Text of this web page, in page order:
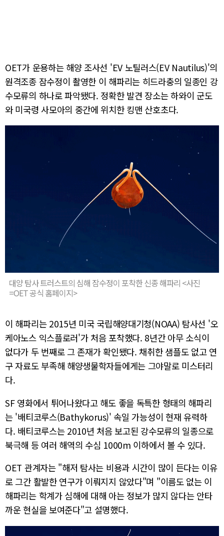
OET가 운용하는 해양 조사선 'EV 노틸러스(EV Nautilus)'의
원격조종 잠수정이 촬영한 이 해파리는 히드라충의 일종인 강
수모류의 하나로 파악됐다. 정확한 발견 장소는 하와이 군도
와 미국령 사모아의 중간에 위치한 킹맨 산호초다.
대양 탐사 트러스트의 심해 잠수정이 포착한 신종 해파리 <사진
=OET 공식 홈페이지>
이 해파리는 2015년 미국 국립해양대기청(NOAA) 탐사선 '오
케아노스 익스플로러'가 처음 포착했다. 8년간 아무 소식이
없다가 두 번째로 그 존재가 확인됐다. 채취한 샘플도 없고 연
구 자료도 부족해 해양생물학자들에게는 그야말로 미스터리
다.
SF 영화에서 튀어나왔다고 해도 좋을 독특한 형태의 해파리
는 '배티코루스(Bathykorus)' 속일 가능성이 현재 유력하
다. 배티코루스는 2010년 처음 보고된 강수모류의 일종으로
북극해 등 여러 해역의 수심 1000m 이하에서 볼 수 있다.
OET 관계자는 "해저 탐사는 비용과 시간이 많이 든다는 이유
로 그간 활발한 연구가 이뤄지지 않았다"며 "이름도 없는 이
해파리는 학계가 심해에 대해 아는 정보가 많지 않다는 안타
까운 현실을 보여준다"고 설명했다.